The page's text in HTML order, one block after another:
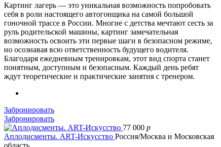
Картинг лагерь — это уникальная возможность попробовать
себя в роли настоящего автогонщика на самой большой
гоночной трассе в России. Многие с детства мечтают сесть за
руль родительской машины, картинг замечательная
возможность освоить эти первые шаги в безопасном режиме,
но осознавая всю ответственность будущего водителя.
Благодаря ежедневным тренировкам, этот вид спорта станет
понятным, доступным и безопасным. Каждый день ребят
ждут теоретические и практические занятия с тренером.
Забронировать
Забронировать
77 000 p
Аплодисменты. ART-Искусство Россия/Москва и Московская
область